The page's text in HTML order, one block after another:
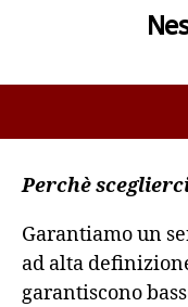
Perchè
Garantiamo un
ad alta
garantiscono